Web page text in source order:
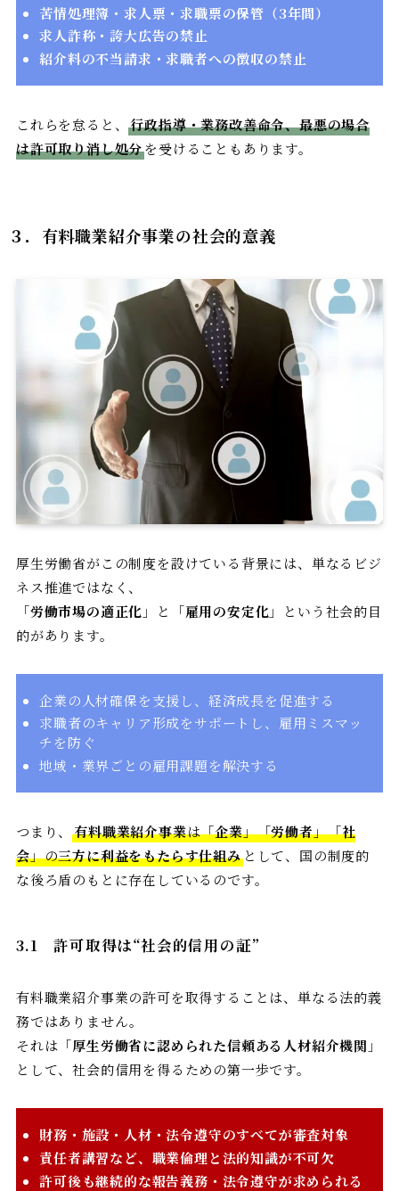
苦情処理簿・求人票・求職票の保管（3年間）
求人詐称・誇大広告の禁止
紹介料の不当請求・求職者への徴収の禁止
これらを怠ると、行政指導・業務改善命令、最悪の場合
は許可取り消し処分を受けることもあります。
３． 有料職業紹介事業の社会的意義
厚生労働省がこの制度を設けている背景には、単なるビジ
ネス推進ではなく、
「労働市場の適正化 」と「雇用の安定化 」という社会的目
的があります。
企業の人材確保を支援し、経済成長を促進する
求職者のキャリア形成をサポートし、雇用ミスマッ
チを防ぐ
地域・業界ごとの雇用課題を解決する
つまり、有料職業紹介事業は「企業」「労働者」「社
会」の三方に利益をもたらす仕組みとして、国の制度的
な後ろ盾のもとに存在しているのです。
3.1許可取得は“社会的信用の証”
有料職業紹介事業の許可を取得することは、単なる法的義
務ではありません。
それは「厚生労働省に認められた信頼ある人材紹介機関 」
として、社会的信用を得るための第一歩です。
財務・施設・人材・法令遵守のすべてが審査対象
責任者講習など、職業倫理と法的知識が不可欠
許可後も継続的な報告義務・法令遵守が求められる